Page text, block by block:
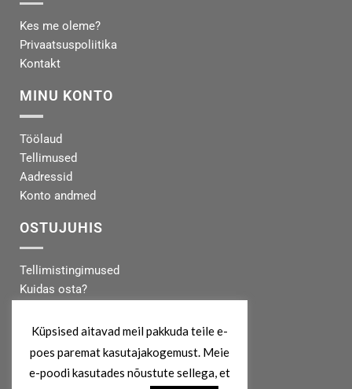
Kes me oleme?
Privaatsuspoliitika
Kontakt
MINU KONTO
Töölaud
Tellimused
Aadressid
Konto andmed
OSTUJUHIS
Tellimistingimused
Kuidas osta?
Tarneinfo
MEIST
Küpsised aitavad meil pakkuda teile e-
poes paremat kasutajakogemust. Meie
e-poodi kasutades nõustute sellega, et